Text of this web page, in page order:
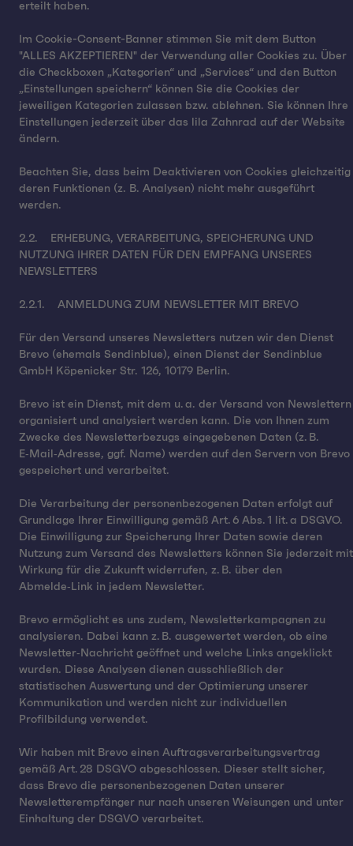
erteilt haben.
Im Cookie-Consent-Banner stimmen Sie mit dem Button
"ALLES AKZEPTIEREN" der Verwendung aller Cookies zu. Über
die Checkboxen „Kategorien“ und „Services“ und den Button
„Einstellungen speichern“ können Sie die Cookies der
jeweiligen Kategorien zulassen bzw. ablehnen. Sie können Ihre
Einstellungen jederzeit über das lila Zahnrad auf der Website
ändern.
Beachten Sie, dass beim Deaktivieren von Cookies gleichzeitig
deren Funktionen (z. B. Analysen) nicht mehr ausgeführt
werden.
2.2. ERHEBUNG, VERARBEITUNG, SPEICHERUNG UND
NUTZUNG IHRER DATEN FÜR DEN EMPFANG UNSERES
NEWSLETTERS
2.2.1. ANMELDUNG ZUM NEWSLETTER MIT BREVO
Für den Versand unseres Newsletters nutzen wir den Dienst
Brevo (ehemals Sendinblue), einen Dienst der Sendinblue
GmbH Köpenicker Str. 126, 10179 Berlin.
Brevo ist ein Dienst, mit dem u. a. der Versand von Newslettern
organisiert und analysiert werden kann. Die von Ihnen zum
Zwecke des Newsletterbezugs eingegebenen Daten (z. B.
E‑Mail‑Adresse, ggf. Name) werden auf den Servern von Brevo
gespeichert und verarbeitet.
Die Verarbeitung der personenbezogenen Daten erfolgt auf
Grundlage Ihrer Einwilligung gemäß Art. 6 Abs. 1 lit. a DSGVO.
Die Einwilligung zur Speicherung Ihrer Daten sowie deren
Nutzung zum Versand des Newsletters können Sie jederzeit mit
Wirkung für die Zukunft widerrufen, z. B. über den
Abmelde‑Link in jedem Newsletter.
Brevo ermöglicht es uns zudem, Newsletterkampagnen zu
analysieren. Dabei kann z. B. ausgewertet werden, ob eine
Newsletter‑Nachricht geöffnet und welche Links angeklickt
wurden. Diese Analysen dienen ausschließlich der
statistischen Auswertung und der Optimierung unserer
Kommunikation und werden nicht zur individuellen
Profilbildung verwendet.
Wir haben mit Brevo einen Auftragsverarbeitungsvertrag
gemäß Art. 28 DSGVO abgeschlossen. Dieser stellt sicher,
dass Brevo die personenbezogenen Daten unserer
Newsletterempfänger nur nach unseren Weisungen und unter
Einhaltung der DSGVO verarbeitet.